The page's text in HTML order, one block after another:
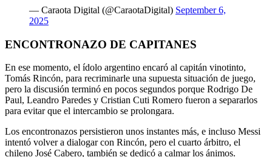
— Caraota Digital (@CaraotaDigital) September 6,
2025
ENCONTRONAZO DE CAPITANES
En ese momento, el ídolo argentino encaró al capitán vinotinto,
Tomás Rincón, para recriminarle una supuesta situación de juego,
pero la discusión terminó en pocos segundos porque Rodrigo De
Paul, Leandro Paredes y Cristian Cuti Romero fueron a separarlos
para evitar que el intercambio se prolongara.
Los encontronazos persistieron unos instantes más, e incluso Messi
intentó volver a dialogar con Rincón, pero el cuarto árbitro, el
chileno José Cabero, también se dedicó a calmar los ánimos.